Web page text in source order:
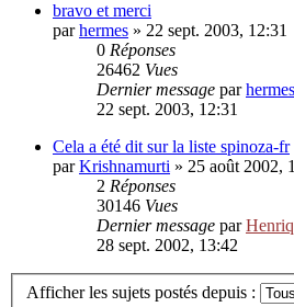
bravo et merci
parhermes » 22 sept. 2003, 12:31
0 Réponses
26462 Vues
Dernier message parhermes
22 sept. 2003, 12:31
Cela a été dit sur la liste spinoza-fr
parKrishnamurti » 25 août 2002,
2 Réponses
30146 Vues
Dernier message par
28 sept. 2002, 13:42
Afficher les sujets postés depuis :